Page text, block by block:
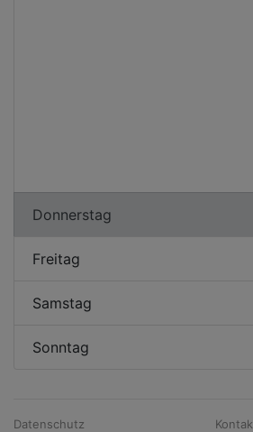
Donnerstag
Freitag
Samstag
Sonntag
Datenschutz